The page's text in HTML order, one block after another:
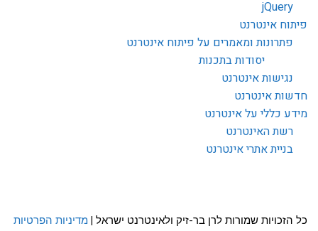
jQuery
פיתוח אינטרנט
פתרונות ומאמרים על פיתוח אינטרנט
יסודות בתכנות
נגישות אינטרנט
חדשות אינטרנט
מידע כללי על אינטרנט
רשת האינטרנט
בניית אתרי אינטרנט
כל הזכויות שמורות לרן בר-זיק ולאינטרנט ישראל | מדיניות הפרטיות